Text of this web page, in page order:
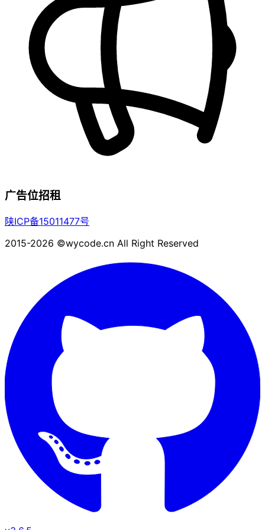
广告位招租
陕ICP备15011477号
2015-2026 ©wycode.cn All Right Reserved